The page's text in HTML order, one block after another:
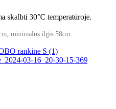
skalbti 30°C temperatūroje.
minimalus ilgis 58cm.